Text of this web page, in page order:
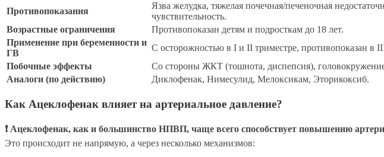
Противопоказания
Язва желудка, тяжелая почечная/печеночная
чувствительность.
Возрастные ограничения
Противопоказан детям и подросткам до 18 лет.
Применение при беременности и
ГВ
С осторожностью в I и II триместре, противопоказан в
Побочные эффекты
Со стороны ЖКТ (тошнота, диспепсия),
Аналоги (по действию)
Диклофенак, Нимесулид, Мелоксикам, Эторикоксиб.
Как Ацеклофенак влияет на артериальное давление?
❗ Ацеклофенак, как и большинство НПВП, чаще всего способствует повышению
Это происходит не напрямую, а через несколько механизмов: